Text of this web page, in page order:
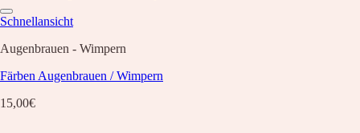
Schnellansicht
Augenbrauen - Wimpern
Färben Augenbrauen / Wimpern
15,00€